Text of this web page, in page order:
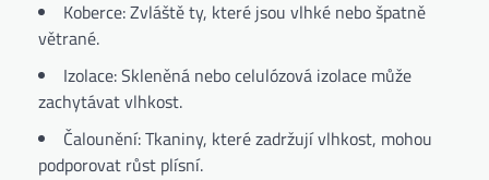
Koberce: Zvláště ty, které jsou vlhké nebo špatně
větrané.
Izolace: Skleněná nebo celulózová izolace může
zachytávat vlhkost.
Čalounění: Tkaniny, které zadržují vlhkost, mohou
podporovat růst plísní.